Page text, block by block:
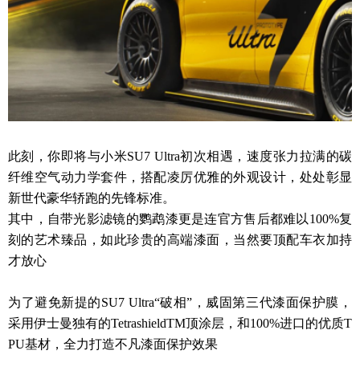
此刻，你即将与小米SU7 Ultra初次相遇，速度张力拉满的碳
纤维空气动力学套件，搭配凌厉优雅的外观设计，处处彰显
新世代豪华轿跑的先锋标准。
其中，自带光影滤镜的鹦鹉漆更是连官方售后都难以100%复
刻的艺术臻品，如此珍贵的高端漆面，当然要顶配车衣加持
才放心
为了避免新提的SU7 Ultra“破相”，威固第三代漆面保护膜，
采用伊士曼独有的TetrashieldTM顶涂层，和100%进口的优质T
PU基材，全力打造不凡漆面保护效果